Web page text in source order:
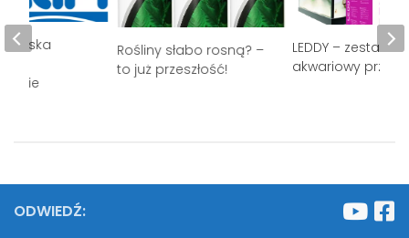
Rośliny słabo rosną? –
to już przeszłość!
LEDDY – zestaw
akwariowy
ODWIEDŹ: